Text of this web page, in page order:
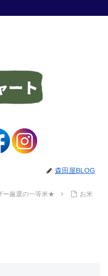
森田屋BLOG
ー厳選の一等米★
お米